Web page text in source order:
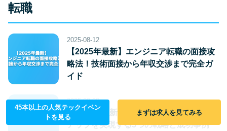
45本以上の人気テックイベン
トを見る
まずは求人を見てみる
転職
2025-08-12
【2025年最新】エンジニア転職の面接攻
略法！技術面接から年収交渉まで完全ガ
イド
2025-08-08
【2025年最新】エンジニアが転職で年収
アップを実現する5つの戦略と成功事例